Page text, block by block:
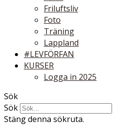
Friluftsliv
Foto
Träning
Lappland
#LEVFÖRFAN
KURSER
Logga in 2025
Sök
Sök
Stäng denna sökruta.